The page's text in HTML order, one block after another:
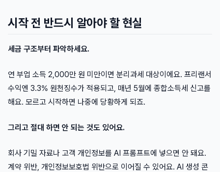
시작 전 반드시 알아야 할 현실
세금 구조부터 파악하세요.
연 부업 소득 2,000만 원 미만이면 분리과세 대상이에요. 프리랜서
수익엔 3.3% 원천징수가 적용되고, 매년 5월에 종합소득세 신고를
해요. 모르고 시작하면 나중에 당황하게 되죠.
그리고 절대 하면 안 되는 것도 있어요.
회사 기밀 자료나 고객 개인정보를 AI 프롬프트에 넣으면 안 돼요.
계약 위반, 개인정보보호법 위반으로 이어질 수 있어요. AI 생성 콘